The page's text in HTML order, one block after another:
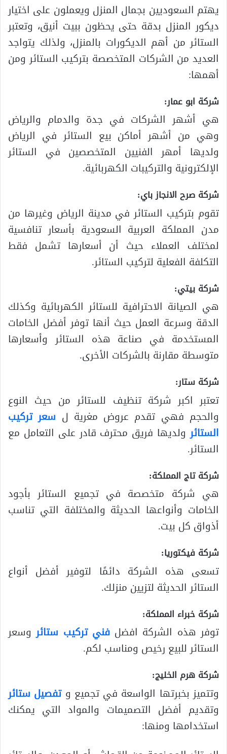
يهتم السعوديين بجمال المنزل ويعملون على اختيار
ديكور المنزل بدقة حتى يحظون ببيت أنيق، وتعتبر
الستائر من أهم الديكورات بالمنزل، ولذلك يتواجد
العديد من الشركات المتخصصة بتركيب الستائر ومن
أهمها:
شركة ابو عمار:
هي أشهر الشركات في جدة والدمام والرياض
وهي من أشهر أماكن بيع الستائر في الرياض
ولديها أمهر الفنيين المتخصصين في الستائر
الإلكترونية والتركيبات الكهربائية.
شركة صرح الانجاز باي:
تقوم بتركيب الستائر في مدينة الرياض وغيرها من
مدن المملكة العربية السعودية بأسعار تنافسية
لمختلف العملاء حيث أن أسعارها تشمل فقط
التكلفة الفعلية لتركيب الستائر.
شركة بيتي:
هي الصيانة الاحترافية للستائر الكهربائية وكذلك
الدقة وسرعة العمل حيث أنها توفر أفضل الخامات
المستخدمة في صناعة هذه الستائر وأسعارها
متوسطة مقارنة بالشركات الأخرى.
شركة ستار:
تعتبر اكبر شركة تنظيف للستائر من حيث النوع
والحجم فهي تقدم عروض مغرية ل سعر تركيب
الستائرولديها فريق محترف قادر على التعامل مع
الستائر.
شركة تاج المملكة:
هي شركة متخصصة في تجميع الستائر بأجود
الخامات وأنواعها الحديثة والمختلفة التي تناسب
أذواق كل بيت.
شركة فيكتوريا:
تسعى هذه الشركة دائمًا لتوفير أفضل أنواع
الستائر الحديثة لتزيين منزلك.
شركة خبراء المملكة:
توفر هذه الشركة افضلفني تركيب ستائر وسعر
الستائر للبيع رخيص ومناسب لكم.
شركة هرم الخليج:
وتتميز بخبرتها الواسعة في تجميع و تفصيل ستائر
وتقديم أفضل التصميمات والمواد التي يمكنك
استخدامها ومنها: